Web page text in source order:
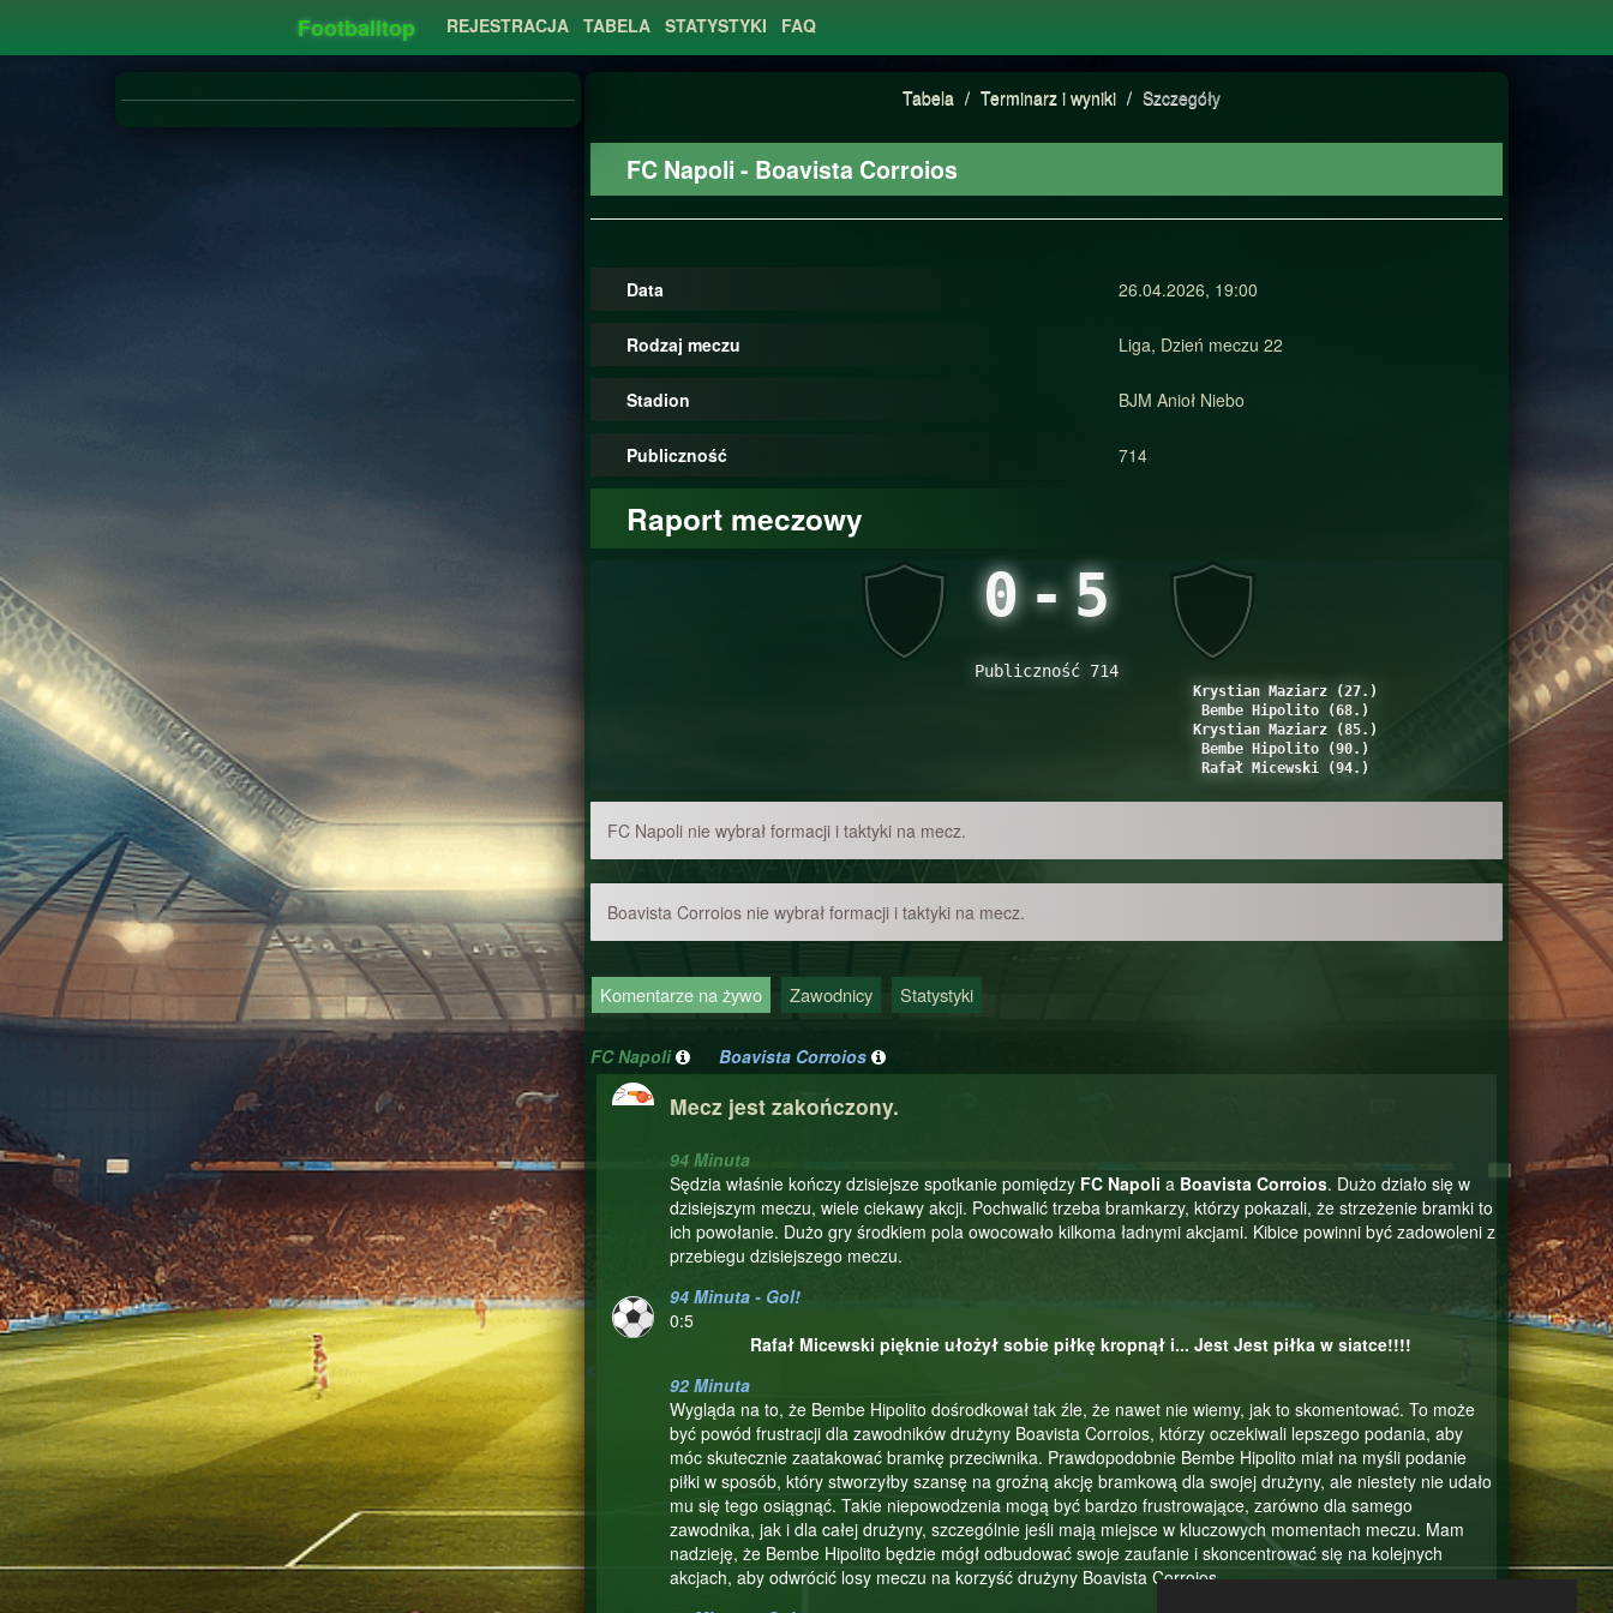
Footballtop REJESTRACJA TABELA STATYSTYKI FAQ
Tabela / Terminarz i wyniki / Szczegóły
FC Napoli - Boavista Corroios
Data 26.04.2026, 19:00
Rodzaj meczu Liga, Dzień meczu 22
Stadion BJM Anioł Niebo
Publiczność 714
Raport meczowy
0-5
Publiczność 714
Krystian Maziarz (27.)
Bembe Hipolito (68.)
Krystian Maziarz (85.)
Bembe Hipolito (90.)
Rafał Micewski (94.)
FC Napoli nie wybrał formacji i taktyki na mecz.
Boavista Corroios nie wybrał formacji i taktyki na mecz.
Komentarze na żywo Zawodnicy Statystyki
FC Napoli Boavista Corroios
Mecz jest zakończony.
94 Minuta
Sędzia właśnie kończy dzisiejsze spotkanie pomiędzy FC Napoli a Boavista Corroios. Dużo działo się w
dzisiejszym meczu, wiele ciekawy akcji. Pochwalić trzeba bramkarzy, którzy pokazali, że strzeżenie bramki to
ich powołanie. Dużo gry środkiem pola owocowało kilkoma ładnymi akcjami. Kibice powinni być zadowoleni z
przebiegu dzisiejszego meczu.
94 Minuta - Gol!
0:5
Rafał Micewski pięknie ułożył sobie piłkę kropnął i... Jest Jest piłka w siatce!!!!
92 Minuta
Wygląda na to, że Bembe Hipolito dośrodkował tak źle, że nawet nie wiemy, jak to skomentować. To może
być powód frustracji dla zawodników drużyny Boavista Corroios, którzy oczekiwali lepszego podania, aby
móc skutecznie zaatakować bramkę przeciwnika. Prawdopodobnie Bembe Hipolito miał na myśli podanie
piłki w sposób, który stworzyłby szansę na groźną akcję bramkową dla swojej drużyny, ale niestety nie udało
mu się tego osiągnąć. Takie niepowodzenia mogą być bardzo frustrowające, zarówno dla samego
zawodnika, jak i dla całej drużyny, szczególnie jeśli mają miejsce w kluczowych momentach meczu. Mam
nadzieję, że Bembe Hipolito będzie mógł odbudować swoje zaufanie i skoncentrować się na kolejnych
akcjach, aby odwrócić losy meczu na korzyść drużyny Boavista Corroios.